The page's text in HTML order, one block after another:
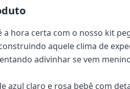
a hora certa com o nosso kit
aquele clima de
adivinhar se vem
azul claro e rosa bebê com